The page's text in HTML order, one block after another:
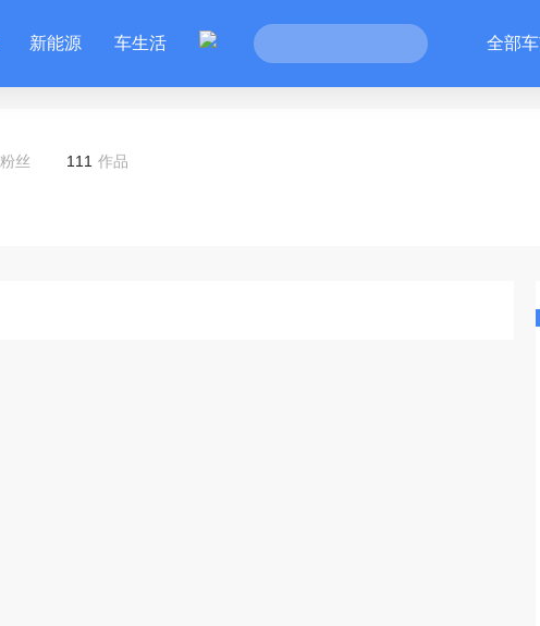
新能源 车生活 全部
粉丝 111 作品